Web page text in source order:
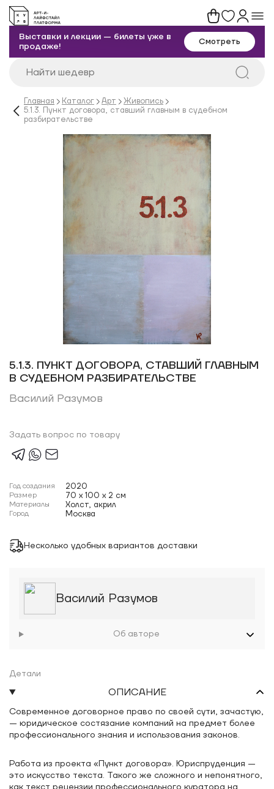
Выставки и лекции — билеты уже в
продаже!
Смотреть
Главная Каталог Арт
Живопись
5.1.3. Пункт договора, ставший главным в судебном
разбирательстве
5.1.3. ПУНКТ ДОГОВОРА, СТАВШИЙ ГЛАВНЫМ
В СУДЕБНОМ РАЗБИРАТЕЛЬСТВЕ
Василий Разумов
Задать вопрос по товару
Год создания 2020
Размер 70 x 100 x 2 см
Материалы Холст, акрил
Город Москва
Несколько удобных вариантов доставки
Василий Разумов
Об авторе
Детали
ОПИСАНИЕ
Современное договорное право по своей сути, зачастую,
— юридическое состязание компаний на предмет более
профессионального знания и использования законов.
Работа из проекта «Пункт договора». Юриспруденция —
это искусство текста. Такого же сложного и непонятного,